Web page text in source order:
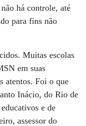
há controle, até
para fins não
Muitas escolas
em suas
atentos. Foi o que
Inácio, do Rio de
e de
assessor do